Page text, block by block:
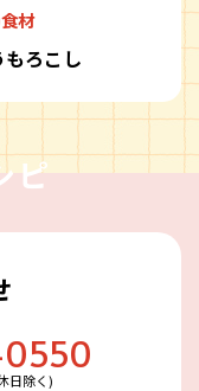
材
もろこし
ピ
日除く)